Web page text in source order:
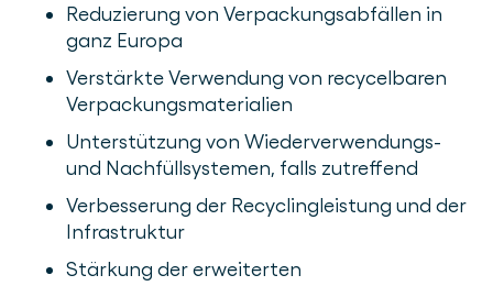
Reduzierung von Verpackungsabfällen in
ganz Europa
Verstärkte Verwendung von recycelbaren
Verpackungsmaterialien
Unterstützung von Wiederverwendungs-
und Nachfüllsystemen, falls zutreffend
Verbesserung der Recyclingleistung und der
Infrastruktur
Stärkung der erweiterten